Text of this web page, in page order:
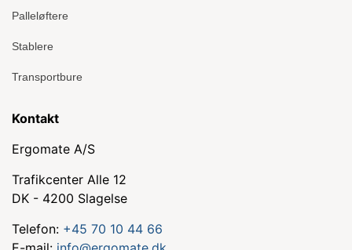
Palleløftere
Stablere
Transportbure
Kontakt
Ergomate A/S
Trafikcenter Alle 12
DK - 4200 Slagelse
Telefon: +45 70 10 44 66